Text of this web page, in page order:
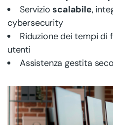
Servizioscalabile,
cybersecurity
Riduzione dei tempi
utenti
Assistenza gestita